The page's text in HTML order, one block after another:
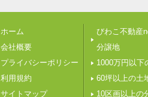
ホーム
会社概要
プライバシーポリシー
利用規約
サイトマップ
びわこ不動産
分譲地
1000万円以下
60坪以上の土
10区画以上の